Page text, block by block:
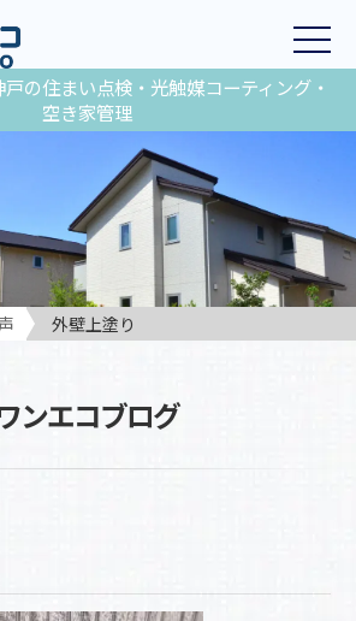
の住まい点検・光触媒コーティング・
空き家管理
外壁上塗り
ンエコブログ